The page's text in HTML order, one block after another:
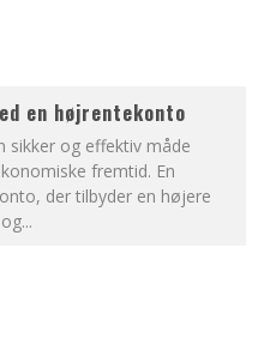
en højrentekonto
sikker og effektiv måde
fremtid. En
der tilbyder en højere
...